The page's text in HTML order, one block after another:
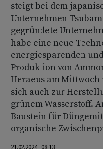
steigt bei dem
Unternehmen
gegründete
habe eine neue
energiesparenden
Produktion von
Heraeus am Mittwoch
sich auch zur
grünem Wasserstoff.
Baustein für
organische
21.02.2024 08:13